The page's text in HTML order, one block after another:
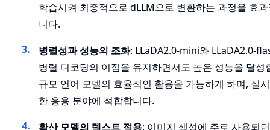
학습시켜 최종적으로 dLLM으로 변환하는 과정을 효
니다.
병렬성과 성능의 조화: LLaDA2.0-mini와 LLaDA2.0-
병렬 디코딩의 이점을 유지하면서도 높은 성능을 달성
규모 언어 모델의 효율적인 활용을 가능하게 하며, 실
한 응용 분야에 적합합니다.
확산 모델의 텍스트 적용: 이미지 생성에 주로 사용되